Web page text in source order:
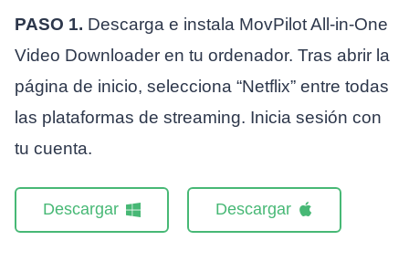
PASO 1. Descarga e instala MovPilot All-in-One
Video Downloader en tu ordenador. Tras abrir la
página de inicio, selecciona “Netflix” entre todas
las plataformas de streaming. Inicia sesión con
tu cuenta.
Descargar Descargar